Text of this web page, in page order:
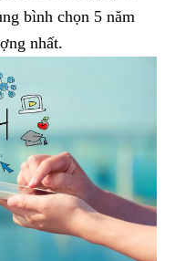
bình chọn 5 năm
nhất.